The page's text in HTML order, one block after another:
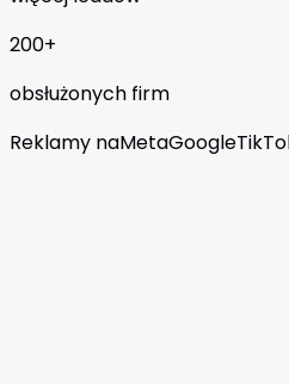
200+
obsłużonych firm
Reklamy naMetaGoogle